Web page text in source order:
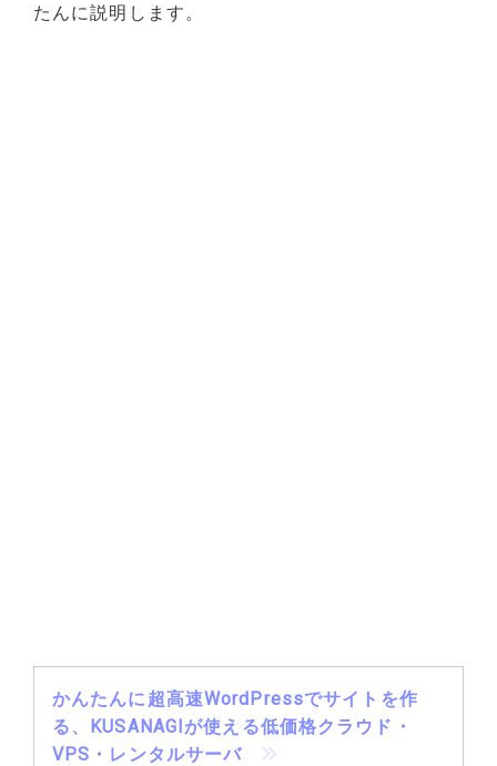
たんに説明します。
かんたんに超高速WordPressでサイトを作
る、KUSANAGIが使える低価格クラウド・
VPS・レンタルサーバ